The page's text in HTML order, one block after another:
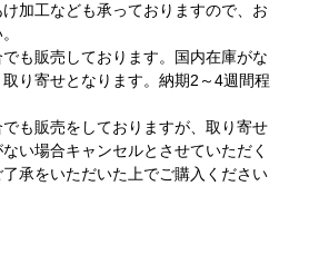
加工なども承っておりますので、お
も販売しております。国内在庫がな
り寄せとなります。納期2～4週間程
も販売をしておりますが、取り寄せ
い場合キャンセルとさせていただく
承をいただいた上でご購入ください